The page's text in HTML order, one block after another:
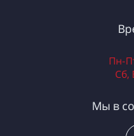
Пн-
Сб,
Мы в